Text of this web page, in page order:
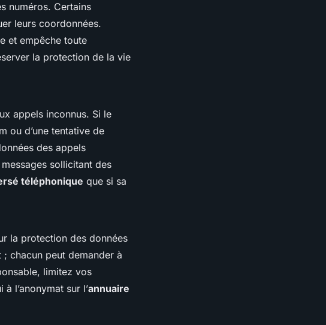
numéros. Certains
leurs coordonnées.
et empêche toute
la protection de la vie
appels inconnus. Si le
ou d’une tentative de
des appels
sollicitant des
téléphonique que si sa
la protection des données
chacun peut demander à
limitez vos
l’anonymat sur l’annuaire